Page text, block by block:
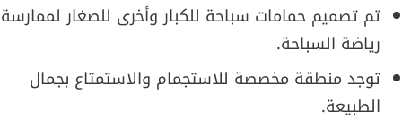
تم تصميم حمامات سباحة للكبار وأخرى للصغار لممارسة
رياضة السباحة.
توجد منطقة مخصصة للاستجمام والاستمتاع بجمال
الطبيعة.